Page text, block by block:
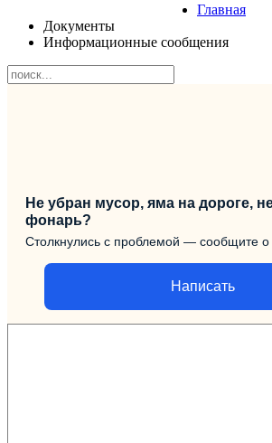
Главная
Документы
Информационные сообщения
Не убран мусор, яма на дороге,
фонарь?
Столкнулись с проблемой — сообщите о
Написать